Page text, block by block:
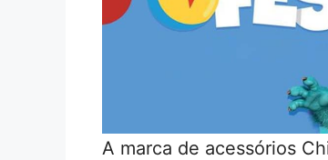
A marca de acessórios